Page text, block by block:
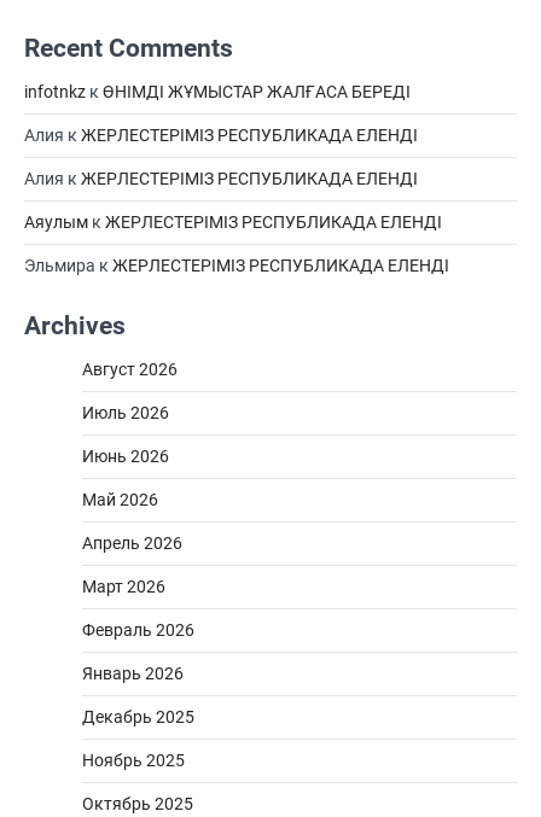
Recent Comments
infotnkz к ӨНІМДІ ЖҰМЫСТАР ЖАЛҒАСА БЕРЕДІ
Алия к ЖЕРЛЕСТЕРІМІЗ РЕСПУБЛИКАДА ЕЛЕНДІ
Алия к ЖЕРЛЕСТЕРІМІЗ РЕСПУБЛИКАДА ЕЛЕНДІ
Аяулым к ЖЕРЛЕСТЕРІМІЗ РЕСПУБЛИКАДА ЕЛЕНДІ
Эльмира к ЖЕРЛЕСТЕРІМІЗ РЕСПУБЛИКАДА ЕЛЕНДІ
Archives
Август 2026
Июль 2026
Июнь 2026
Май 2026
Апрель 2026
Март 2026
Февраль 2026
Январь 2026
Декабрь 2025
Ноябрь 2025
Октябрь 2025